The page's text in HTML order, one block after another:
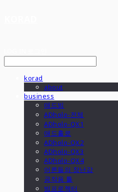
korad
about
business
애드빔
ADholo-전체
ADholo-QX1
애드홀로
ADholo-QX2
ADholo-QX3
ADholo-QX4
어른들의 장난감
공작용 툴
빔프로젝터